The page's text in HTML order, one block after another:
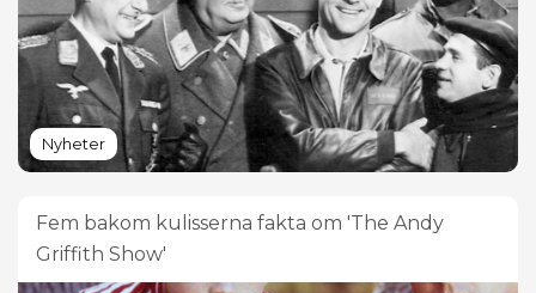
Nyheter
Fem bakom kulisserna fakta om 'The Andy
Griffith Show'